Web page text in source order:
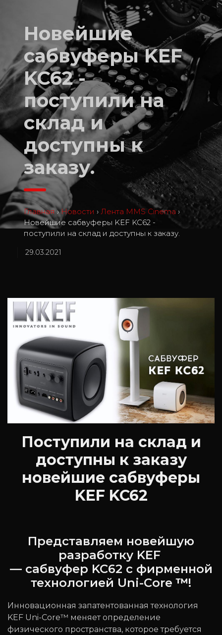
Новейшие
сабвуферы KEF
KC62 -
поступили на
склад и
доступны к
заказу.
Главная › Новости › Лента MMS Cinema ›
Новейшие сабвуферы KEF KC62 -
поступили на склад и доступны к заказу.
29.03.2021
Поступили на склад и
доступны к заказу
новейшие сабвуферы
KEF KC62
Представляем новейшую
разработку KEF
— сабвуфер KC62 с фирменной
технологией Uni-Core™!
Инновационная запатентованная технология
KEF Uni-Core™ меняет определение
физического пространства, которое требуется